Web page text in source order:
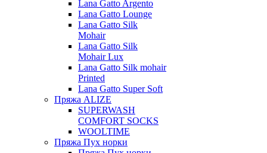
Lana Gatto Argento
Lana Gatto Lounge
Lana Gatto Silk
Mohair
Lana Gatto Silk
Mohair Lux
Lana Gatto Silk mohair
Printed
Lana Gatto Super Soft
Пряжа ALIZE
SUPERWASH
COMFORT SOCKS
WOOLTIME
Пряжа Пух норки